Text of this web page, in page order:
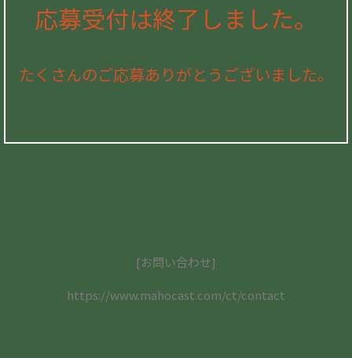
応募受付は終了しました。
たくさんのご応募ありがとうございました。
[お問い合わせ]
https://www.mahocast.com/ct/contact